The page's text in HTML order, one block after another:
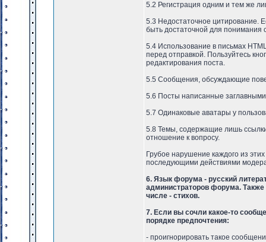
5.2 Регистрация одним и тем же
5.3 Недостаточное цитирование.
быть достаточной для понимания
5.4 Использование в письмах
перед отправкой. Пользуйтесь
редактирования поста.
5.5 Сообщения, обсуждающие
5.6 Посты написанные
5.7 Одинаковые аватары у
5.8 Темы, содержащие лишь
отношение к вопросу.
Грубое нарушение каждого из
последующими действиями
6. Язык форума - русский
администраторов форума. Также
числе - стихов.
7. Если вы сочли какое-то
порядке предпочтения:
- проигнорировать такое